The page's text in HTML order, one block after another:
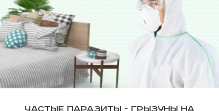
Частые паразиты - грызуны на